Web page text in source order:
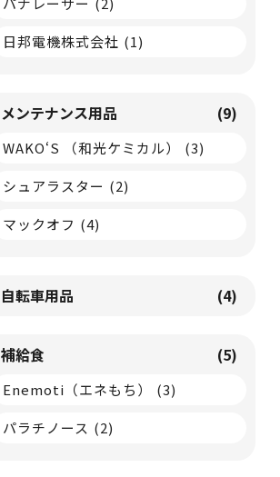
日邦電機株式会社 (1)
メンテナンス用品 (9)
WAKO‘S （和光ケミカル）
(3)
シュアラスター (2)
マックオフ (4)
自転車用品 (4)
補給食 (5)
Enemoti（エネもち）
(3)
パラチノース (2)